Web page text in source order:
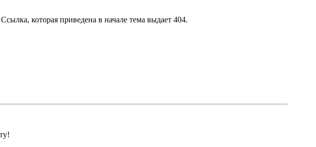
которая приведена в начале тема выдает 404.